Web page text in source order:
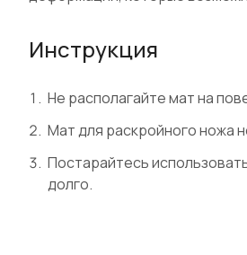
Инструкция
Не располагайте мат на
Мат для раскройного ножа
Постарайтесь
долго.